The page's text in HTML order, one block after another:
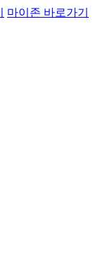
마이존 바로가기